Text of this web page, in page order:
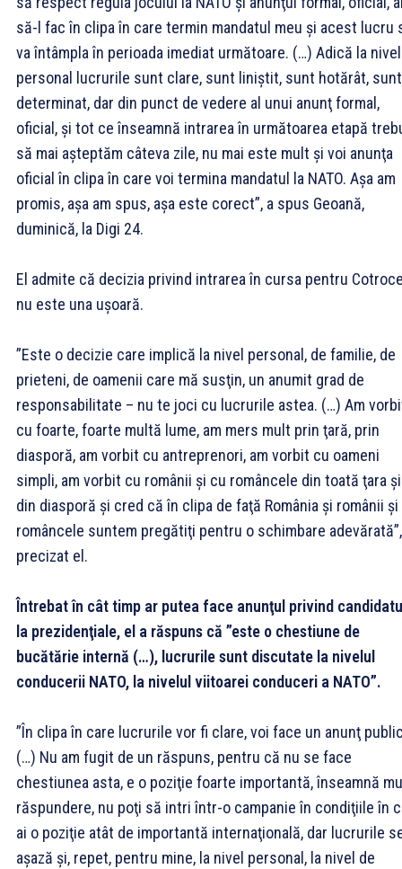
să-l fac în clipa în care termin mandatul meu şi acest lucru
va întâmpla în perioada imediat următoare. (…) Adică la nivel
personal lucrurile sunt clare, sunt liniştit, sunt hotărât, sunt
determinat, dar din punct de vedere al unui anunţ formal,
oficial, şi tot ce înseamnă intrarea în următoarea etapă
să mai aşteptăm câteva zile, nu mai este mult şi voi anunţa
oficial în clipa în care voi termina mandatul la NATO. Aşa am
promis, aşa am spus, aşa este corect”, a spus Geoană,
duminică, la Digi 24.
El admite că decizia privind intrarea în cursa pentru
nu este una uşoară.
”Este o decizie care implică la nivel personal, de familie, de
prieteni, de oamenii care mă susţin, un anumit grad de
responsabilitate – nu te joci cu lucrurile astea. (…) Am
cu foarte, foarte multă lume, am mers mult prin ţară, prin
diasporă, am vorbit cu antreprenori, am vorbit cu oameni
simpli, am vorbit cu românii şi cu româncele din toată ţara şi
din diasporă şi cred că în clipa de faţă România şi românii şi
româncele suntem pregătiţi pentru o schimbare
precizat el.
Întrebat în cât timp ar putea face anunţul privind
la prezidenţiale, el a răspuns că ”este o chestiune de
bucătărie internă (…), lucrurile sunt discutate la nivelul
conducerii NATO, la nivelul viitoarei conduceri a NATO”.
”În clipa în care lucrurile vor fi clare, voi face un anunţ
(…) Nu am fugit de un răspuns, pentru că nu se face
chestiunea asta, e o poziţie foarte importantă, înseamnă
răspundere, nu poţi să intri într-o campanie în condiţiile în
ai o poziţie atât de importantă internaţională, dar lucrurile
aşază şi, repet, pentru mine, la nivel personal, la nivel de